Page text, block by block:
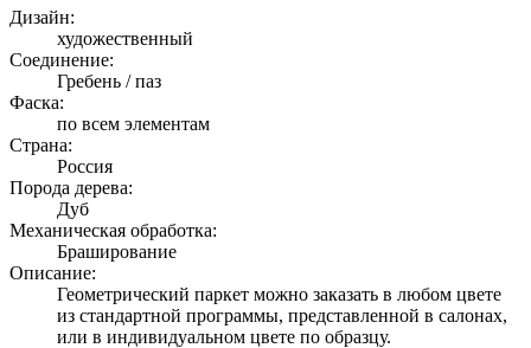
Дизайн:
художественный
Соединение:
Гребень / паз
Фаска:
по всем элементам
Страна:
Россия
Порода дерева:
Дуб
Механическая обработка:
Браширование
Описание:
Геометрический паркет можно заказать в любом цвете
из стандартной программы, представленной в салонах,
или в индивидуальном цвете по образцу.